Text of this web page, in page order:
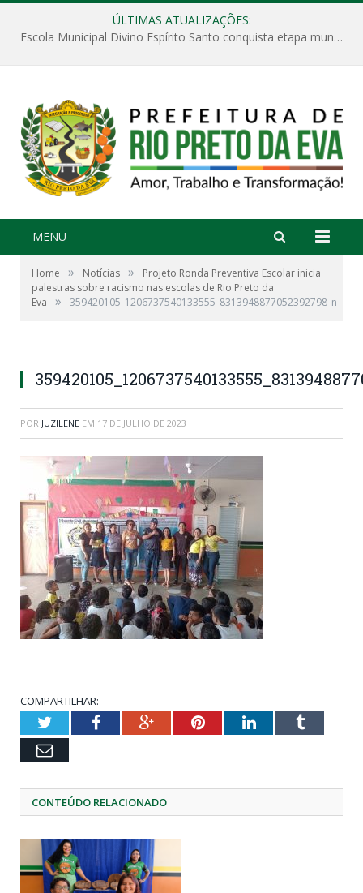
ÚLTIMAS ATUALIZAÇÕES:
Escola Municipal Divino Espírito Santo conquista etapa municipal da V Feira Amazonense de Matemática
MENU
Home » Notícias »
Projeto Ronda Preventiva Escolar inicia
palestras sobre racismo nas escolas de Rio Preto da
Eva
» 359420105_1206737540133555_8313948877052392798_n
POR JUZILENE EM 17 DE JULHO DE 2023
COMPARTILHAR:
TwitterFacebookGoogle+PinterestLinkedInTumblr
Email
CONTEÚDO RELACIONADO